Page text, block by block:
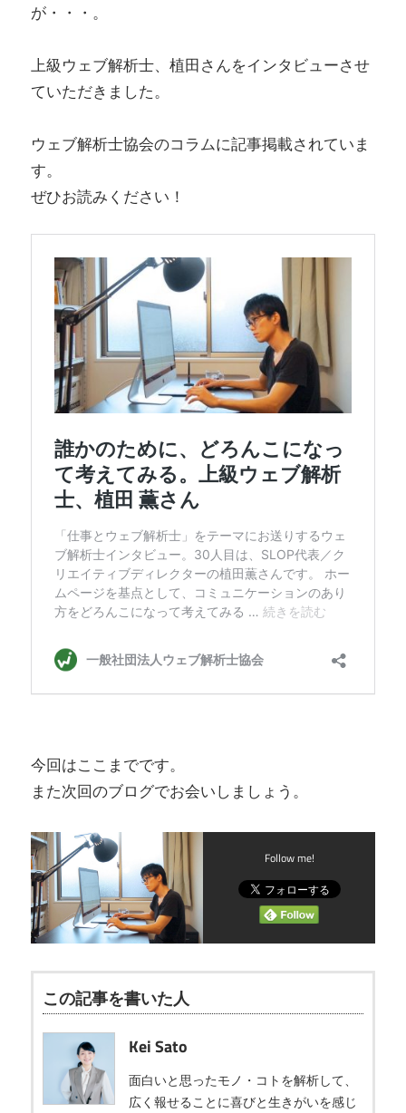
が・・・。
上級ウェブ解析士、植田さんをインタビューさせ
ていただきました。
ウェブ解析士協会のコラムに記事掲載されていま
す。
ぜひお読みください！
今回はここまでです。
また次回のブログでお会いしましょう。
Follow me!
この記事を書いた人
Kei Sato
面白いと思ったモノ・コトを解析して、
広く報せることに喜びと生きがいを感じ